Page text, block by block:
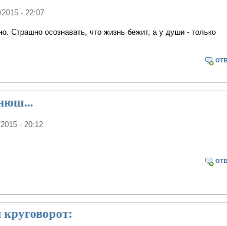
2015 - 22:07
Страшно осознавать, что жизнь бежит, а у души - только
- 20:12